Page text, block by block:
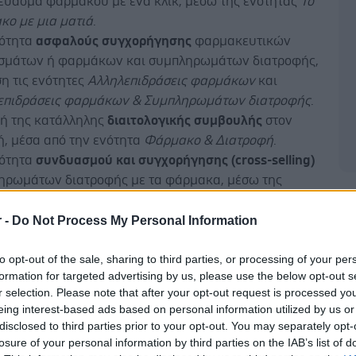
- Do Not Process My Personal Information
opt-out of the sale, sharing to third parties, or processing of your
for targeted advertising by us, please use the below opt-out
selection. Please note that after your opt-out request is processed
interest-based ads based on personal information utilized by us
to third parties prior to your opt-out. You may separately
of your personal information by third parties on the IAB’s list of
με μια ματιά
ασφαλούς συγχορήγησης φαρμακευτικών
ή φαρμάκων και συμπληρωμάτων διατροφής,
τις ενότητες Αλληλεπιδράσεις φαρμάκωνκαι
φαρμάκων & Συμπληρωμάτων διατροφής.
της κατάλληλης διαιτολογικής συμβουλής στον
μέσα από την ενότητα Φάρμακο & Διατροφή
συνδυασμού και συγχορήγησης (cross-selling)
διατροφής με τα φάρμακα, μέσω της
των συνηθέστερωνπαθολογικών
περιστατικά – Αντιμετώπιση.
αιμολυτικών επεισοδίων σε ασθενείς με
του ενζύμου G6PD, μέσα από τηνΑνεπάρκεια
τηςμεταβολής των δεικτών στις μικροβιολογικές